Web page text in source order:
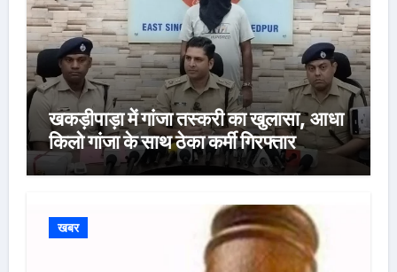
खकड़ीपाड़ा में गांजा तस्करी का खुलासा, आधा
किलो गांजा के साथ ठेका कर्मी गिरफ्तार
खबर